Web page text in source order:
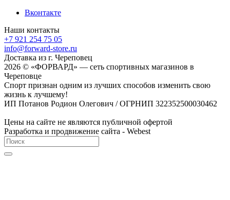
Вконтакте
Наши контакты
+7 921 254 75 05
info@forward-store.ru
Доставка из г. Череповец
2026 © «ФОРВАРД» — сеть спортивных магазинов в
Череповце
Спорт признан одним из лучших способов изменить свою
жизнь к лучшему!
ИП Потанов Родион Олегович / ОГРНИП 322352500030462
Цены на сайте не являются публичной офертой
Разработка и продвижение сайта - Webest